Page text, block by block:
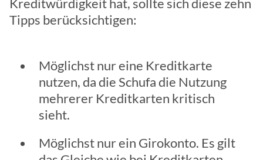
Kreditwürdigkeit hat, sollte sich diese zehn
Tipps berücksichtigen:
Möglichst nur eine Kreditkarte
nutzen, da die Schufa die Nutzung
mehrerer Kreditkarten kritisch
sieht.
Möglichst nur ein Girokonto. Es gilt